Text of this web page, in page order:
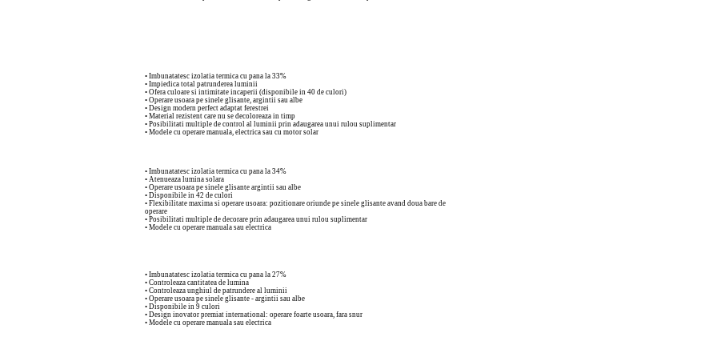
• Imbunatatesc izolatia termica cu pana la 33%
• Impiedica total patrunderea luminii
• Ofera culoare si intimitate incaperii (disponibile in 40 de culori)
• Operare usoara pe sinele glisante, argintii sau albe
• Design modern perfect adaptat ferestrei
• Material rezistent care nu se decoloreaza in timp
• Posibilitati multiple de control al luminii prin adaugarea unui rulou suplimentar
• Modele cu operare manuala, electrica sau cu motor solar
• Imbunatatesc izolatia termica cu pana la 34%
• Atenueaza lumina solara
• Operare usoara pe sinele glisante argintii sau albe
• Disponibile in 42 de culori
• Flexibilitate maxima si operare usoara: pozitionare oriunde pe sinele glisante avand doua bare de
operare
• Posibilitati multiple de decorare prin adaugarea unui rulou suplimentar
• Modele cu operare manuala sau electrica
• Imbunatatesc izolatia termica cu pana la 27%
• Controleaza cantitatea de lumina
• Controleaza unghiul de patrundere al luminii
• Operare usoara pe sinele glisante - argintii sau albe
• Disponibile in 9 culori
• Design inovator premiat international: operare foarte usoara, fara snur
• Modele cu operare manuala sau electrica